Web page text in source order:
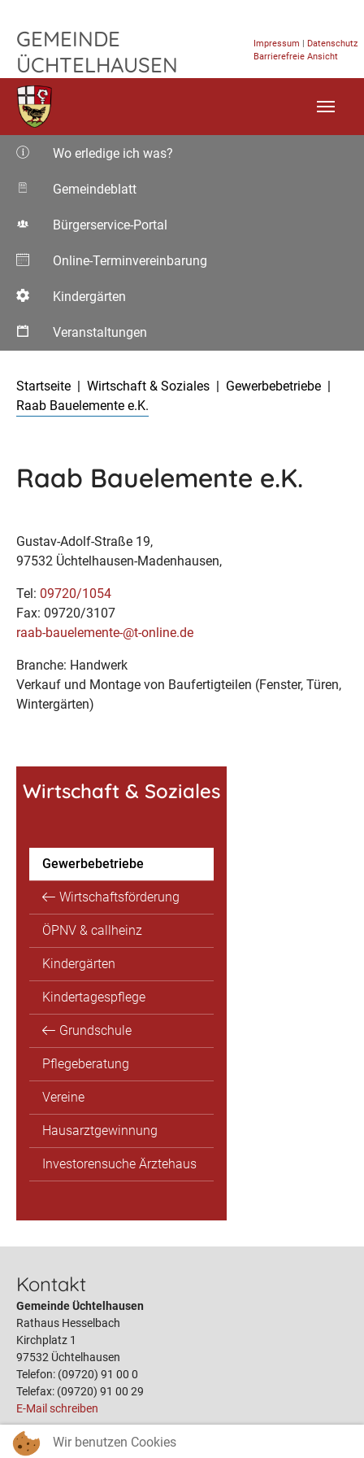
GEMEINDE
ÜCHTELHAUSEN
Impressum | Datenschutz
Barrierefreie Ansicht
Wo erledige ich was?
Gemeindeblatt
Bürgerservice-Portal
Online-Terminvereinbarung
Kindergärten
Veranstaltungen
Startseite
Wirtschaft & Soziales
Gewerbebetriebe
Raab Bauelemente e.K.
Raab Bauelemente e.K.
Gustav-Adolf-Straße 19,
97532 Üchtelhausen-Madenhausen,
Tel: 09720/1054
Fax: 09720/3107
raab-bauelemente-@t-online.de
Branche: Handwerk
Verkauf und Montage von Baufertigteilen (Fenster, Türen,
Wintergärten)
Wirtschaft & Soziales
Gewerbebetriebe
Wirtschaftsförderung
ÖPNV & callheinz
Kindergärten
Kindertagespflege
Grundschule
Pflegeberatung
Vereine
Hausarztgewinnung
Investorensuche Ärztehaus
Kontakt
Gemeinde Üchtelhausen
Rathaus Hesselbach
Kirchplatz 1
97532 Üchtelhausen
Telefon: (09720) 91 00 0
Telefax: (09720) 91 00 29
E-Mail schreiben
Wir benutzen Cookies